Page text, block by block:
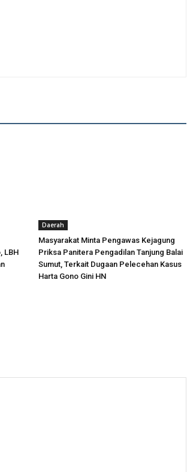
LBH
Daerah
Masyarakat Minta Pengawas Kejagung
Priksa Panitera Pengadilan Tanjung Balai
Sumut, Terkait Dugaan Pelecehan Kasus
Harta Gono Gini HN